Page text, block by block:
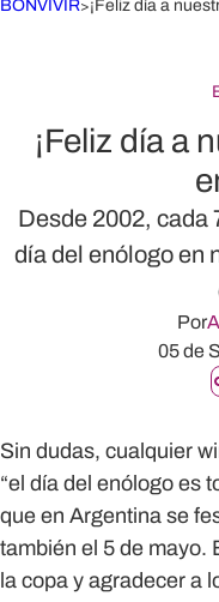
BONVIVIR>¡Feliz día a
¡Feliz día a
Desde 2002, cada
día del enólogo en
Por
05 de
Sin dudas, cualquier
“el día del enólogo es
que en Argentina se
también el 5 de mayo.
la copa y agradecer a